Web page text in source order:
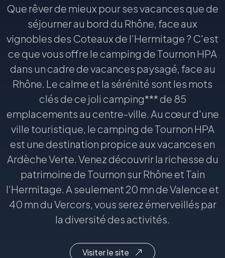
Que rêver de mieux pour ses vacances que de
séjourner au bord du Rhône, face aux
vignobles des Coteaux de l’Hermitage ? C'est
ce que vous offre le camping de Tournon HPA
dans un cadre de vacances paysagé, face au
Rhône. Le calme et la sérénité sont les mots
clés de ce joli camping*** de 85
emplacements au centre-ville. Au cœur d'une
ville touristique, le camping de Tournon HPA
est une destination propice aux vacances en
Ardèche Verte. Venez découvrir la richesse du
patrimoine de Tournon sur Rhône et Tain
l’Hermitage. A seulement 20 mn de Valence et
40 mn du Vercors, vous serez émerveillés par
la diversité des activités.
Visiter le site